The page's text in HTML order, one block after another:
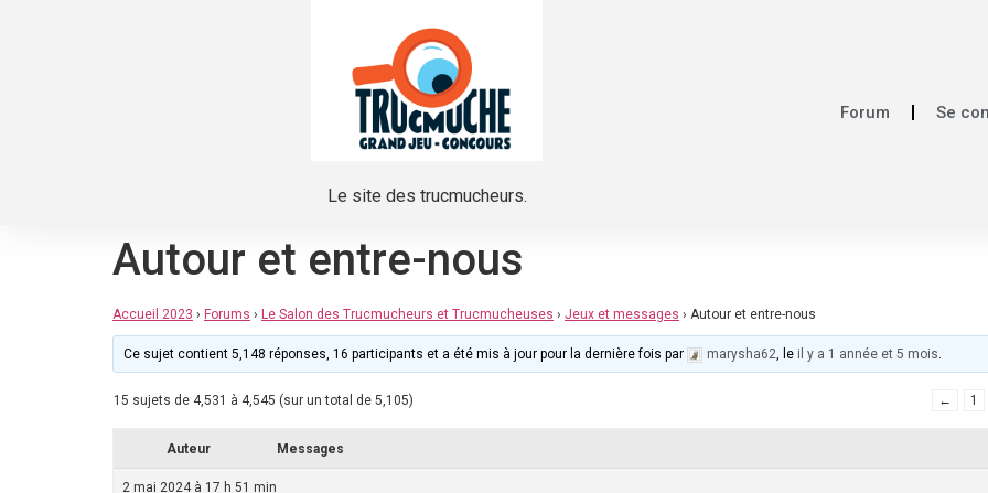
Le site des trucmucheurs.
Forum Se
Autour et entre-nous
Accueil 2023 › Forums › Le Salon des Trucmucheurs et Trucmucheuses › Jeux et messages › Autour et entre-nous
Ce sujet contient 5,148 réponses, 16 participants et a été mis à jour pour la dernière fois par marysha62, le il y a 1 année et 5 mois.
15 sujets de 4,531 à 4,545 (sur un total de 5,105) ← 1
Auteur Messages
2 mai 2024 à 17 h 51 min